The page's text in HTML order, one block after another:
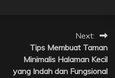
Next:
Tips Membuat Taman
Minimalis Halaman Kecil
yang Indah dan Fungsional